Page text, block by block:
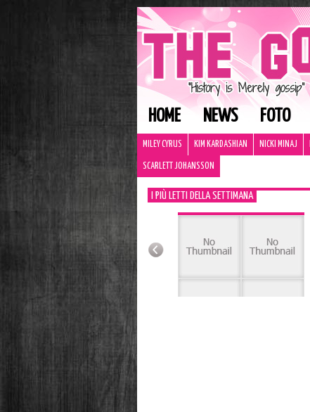
HOME NEWS FOTO
MILEY CYRUS KIM KARDASHIAN NICKI MINAJ
SCARLETT JOHANSSON
I PIÙ LETTI DELLA SETTIMANA